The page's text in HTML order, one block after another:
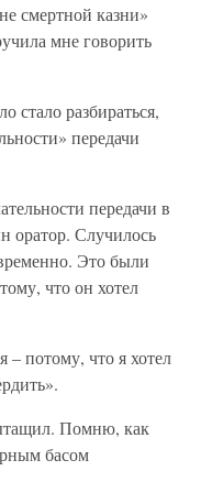
смертной казни»
мне говорить
стало разбираться,
передачи
передачи в
оратор. Случилось
Это были
что он хотел
– потому, что я хотел
Помню, как
басом